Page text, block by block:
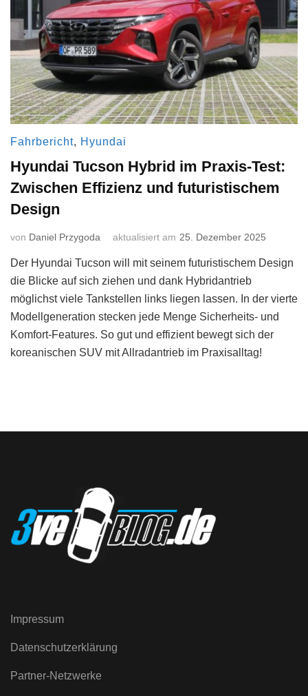
Fahrbericht, Hyundai
Hyundai Tucson Hybrid im Praxis-Test:
Zwischen Effizienz und futuristischem
Design
von Daniel Przygoda aktualisiert am 25. Dezember 2025
Der Hyundai Tucson will mit seinem futuristischem Design
die Blicke auf sich ziehen und dank Hybridantrieb
möglichst viele Tankstellen links liegen lassen. In der vierte
Modellgeneration stecken jede Menge Sicherheits- und
Komfort-Features. So gut und effizient bewegt sich der
koreanischen SUV mit Allradantrieb im Praxisalltag!
Impressum
Datenschutzerklärung
Partner-Netzwerke